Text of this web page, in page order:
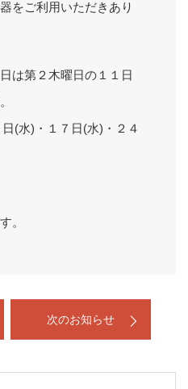
をご利用いただきあり
は第２木曜日の１１日
(水)・１７日(水)・２４
。
次のお知らせ